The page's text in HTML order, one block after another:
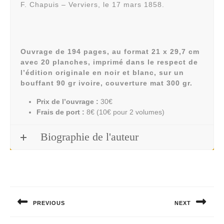
F. Chapuis – Verviers, le 17 mars 1858.
Ouvrage de 194 pages, au format 21 x 29,7 cm
avec 20 planches, imprimé dans le respect de
l’édition originale en noir et blanc, sur un
bouffant 90 gr ivoire, couverture mat 300 gr.
Prix de l’ouvrage : 30€
Frais de port : 8€ (10€ pour 2 volumes)
Biographie de l'auteur
l’articlePREVIOUS NEXT